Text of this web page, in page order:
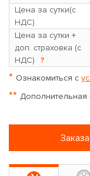
Цена за сутки(с
НДС)
Цена за сутки +
доп. страховка (с
НДС)
?
* Ознакомиться с
** Дополнительная